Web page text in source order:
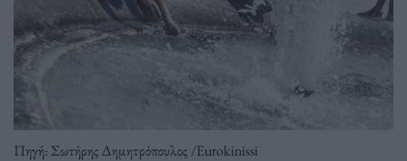
Πηγή: Σωτήρης Δημητρόπουλος /Eurokinissi